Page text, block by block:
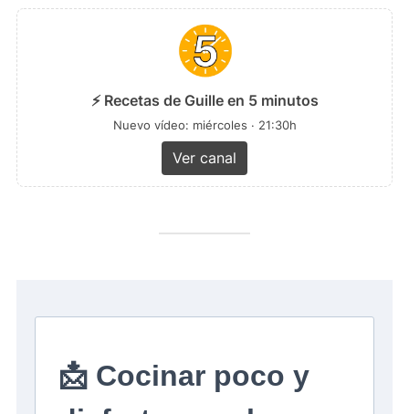
⚡ Recetas de Guille en 5 minutos
Nuevo vídeo: miércoles · 21:30h
Ver canal